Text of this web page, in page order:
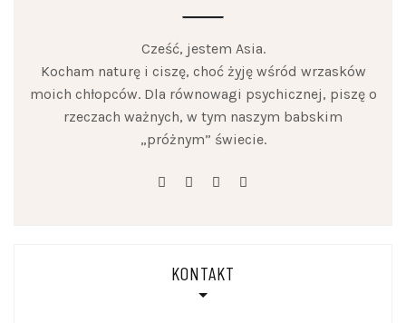
Cześć, jestem Asia.
Kocham naturę i ciszę, choć żyję wśród wrzasków
moich chłopców. Dla równowagi psychicznej, piszę o
rzeczach ważnych, w tym naszym babskim
„próżnym” świecie.
KONTAKT